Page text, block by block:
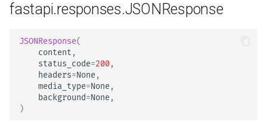
fastapi.responses.JSONResponse
JSONResponse(
content ,
status_code=200,
headers=None,
media_type=None,
background=None,
)